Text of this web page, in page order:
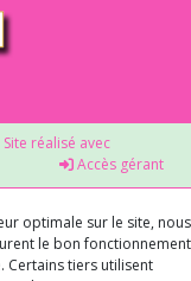
réalisé avec
Accès gérant
optimale sur le site, nous
le bon fonctionnement
Certains tiers utilisent